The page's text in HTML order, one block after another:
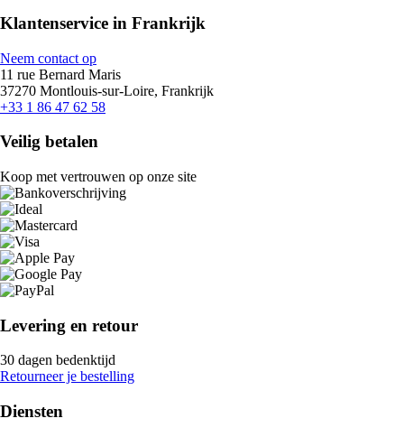
Klantenservice in Frankrijk
Neem contact op
11 rue Bernard Maris
37270 Montlouis-sur-Loire, Frankrijk
+33 1 86 47 62 58
Veilig betalen
Koop met vertrouwen op onze site
Levering en retour
30 dagen bedenktijd
Retourneer je bestelling
Diensten